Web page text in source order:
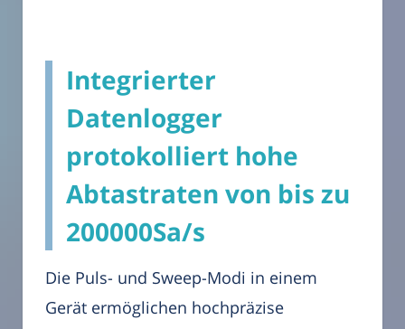
Integrierter
Datenlogger
protokolliert hohe
Abtastraten von bis zu
200000Sa/s
Die Puls- und Sweep-Modi in einem
Gerät ermöglichen hochpräzise